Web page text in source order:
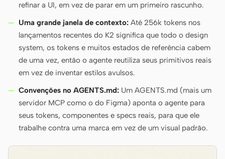
refinar a UI, em vez de parar em um primeiro rascunho.
Uma grande janela de contexto: Até 256k tokens nos
lançamentos recentes do K2 significa que todo o design
system, os tokens e muitos estados de referência cabem
de uma vez, então o agente reutiliza seus primitivos reais
em vez de inventar estilos avulsos.
Convenções no AGENTS.md: Um AGENTS.md (mais um
servidor MCP como o do Figma) aponta o agente para
seus tokens, componentes e specs reais, para que ele
trabalhe contra uma marca em vez de um visual padrão.